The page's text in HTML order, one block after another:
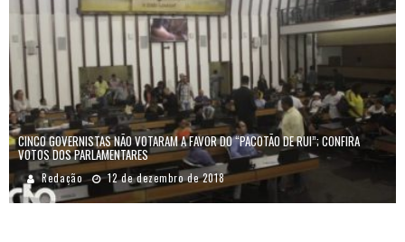
CINCO GOVERNISTAS NÃO VOTARAM A FAVOR DO “PACOTÃO DE RUI”; CONFIRA
VOTOS DOS PARLAMENTARES
Redação 12 de dezembro de 2018